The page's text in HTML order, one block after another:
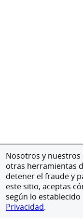
Nosotros y nuestros
otras herramientas
detener el fraude y
este sitio, aceptas
según lo
Privacidad.